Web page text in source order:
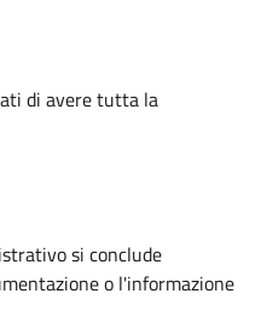
di avere tutta la
si conclude
o l'informazione